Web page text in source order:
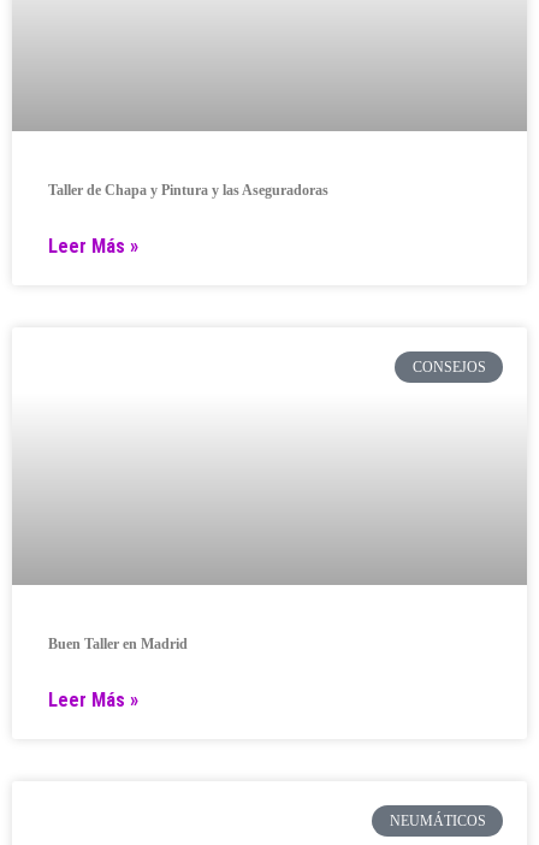
Taller de Chapa y Pintura y las Aseguradoras
Leer Más »
CONSEJOS
Buen Taller en Madrid
Leer Más »
NEUMÁTICOS